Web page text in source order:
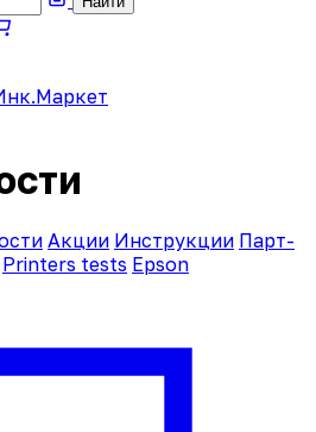
Акции Инструкции Парт-
Printers tests Epson